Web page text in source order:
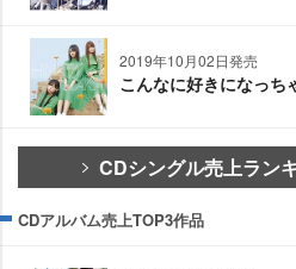
2019年10月02日発売
こんなに好きになっち
CDシングル売上ラン
CDアルバム売上TOP3作品